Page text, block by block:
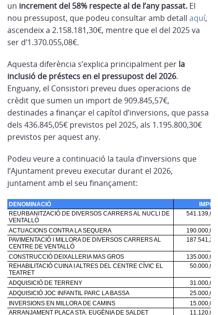
un increment del 58% respecte al de l’any passat. El
nou pressupost, que podeu consultar amb detall aquí,
ascendeix a 2.158.181,30€, mentre que el del 2025 va
ser d’1.370.055,08€.
Aquesta diferència s’explica principalment per la
inclusió de préstecs en el pressupost del 2026.
Enguany, el Consistori preveu dues operacions de
crèdit que sumen un import de 909.845,57€,
destinades a finançar el capítol d’inversions, que passa
dels 436.845,05€ previstos pel 2025, als 1.195.800,30€
previstos per aquest any.
Podeu veure a continuació la taula d’inversions que
l’Ajuntament preveu executar durant el 2026,
juntament amb el seu finançament: